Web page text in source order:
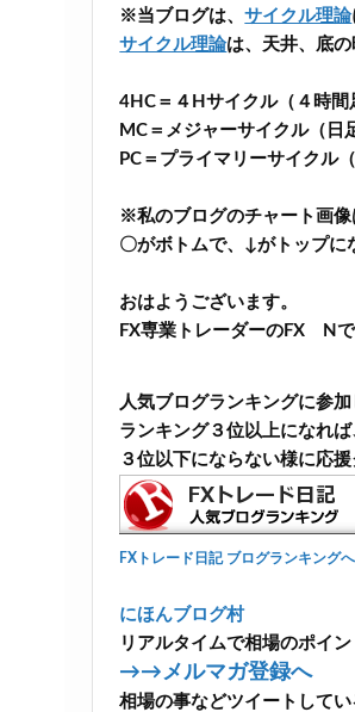
※当ブログは、サイクル理論
サイクル理論は、天井、底の
4HC＝４Hサイクル（４時間
MC＝メジャーサイクル（日
PC＝プライマリーサイクル（
※私のブログのチャート画
〇がボトムで、↓がトップに
おはようございます。
FX専業トレーダーのFX Nで
人気ブログランキングに参加
ランキング３位以上になれ
３位以下にならない様に応
FXトレード日記 ブログランキングへ
にほんブログ村
リアルタイムで相場のポイ
→→メルマガ登録へ
相場の事などツイートして